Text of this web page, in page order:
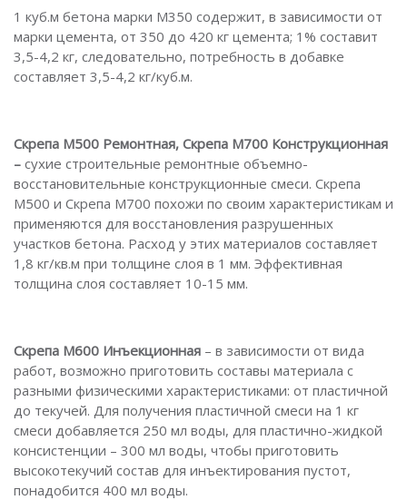
1 куб.м бетона марки М350 содержит, в зависимости от
марки цемента, от 350 до 420 кг цемента; 1% составит
3,5-4,2 кг, следовательно, потребность в добавке
составляет 3,5-4,2 кг/куб.м.
Скрепа М500 Ремонтная, Скрепа М700 Конструкционная
– сухие строительные ремонтные объемно-
восстановительные конструкционные смеси. Скрепа
М500 и Скрепа М700 похожи по своим характеристикам и
применяются для восстановления разрушенных
участков бетона. Расход у этих материалов составляет
1,8 кг/кв.м при толщине слоя в 1 мм. Эффективная
толщина слоя составляет 10-15 мм.
Скрепа М600 Инъекционная – в зависимости от вида
работ, возможно приготовить составы материала с
разными физическими характеристиками: от пластичной
до текучей. Для получения пластичной смеси на 1 кг
смеси добавляется 250 мл воды, для пластично-жидкой
консистенции – 300 мл воды, чтобы приготовить
высокотекучий состав для инъектирования пустот,
понадобится 400 мл воды.